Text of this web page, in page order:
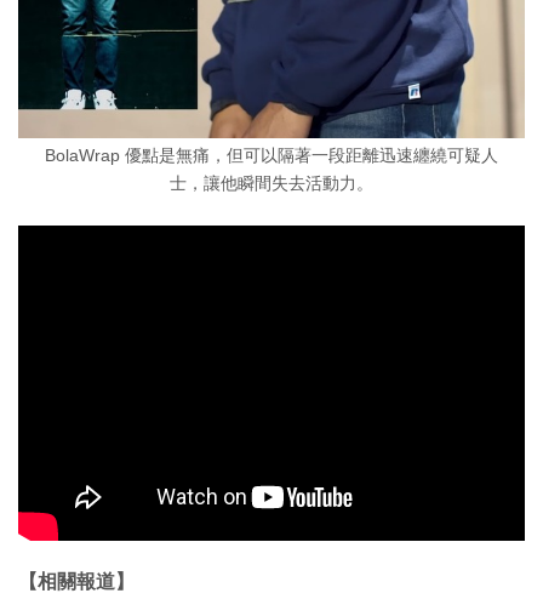
BolaWrap 優點是無痛，但可以隔著一段距離迅速纏繞可疑人
士，讓他瞬間失去活動力。
【相關報道】